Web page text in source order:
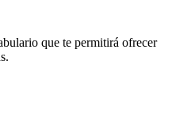
que te permitirá ofrecer